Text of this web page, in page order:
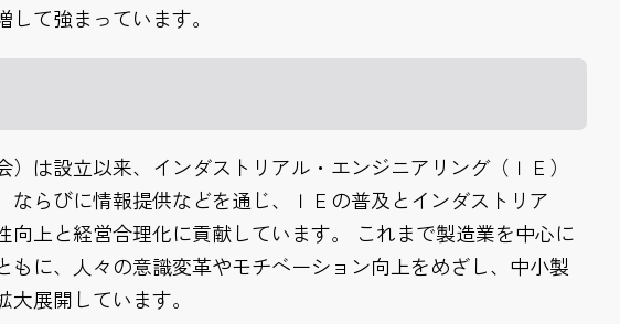
て強まっています。
は設立以来、インダストリアル・エンジニアリング（ＩＥ）
らびに情報提供などを通じ、ＩＥの普及とインダストリア
上と経営合理化に貢献しています。 これまで製造業を中心に
に、人々の意識変革やモチベーション向上をめざし、中小製
展開しています。